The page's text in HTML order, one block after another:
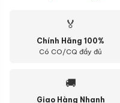
🏅
Chính Hãng 100%
Có CO/CQ đầy đủ
🚚
Giao Hàng Nhanh